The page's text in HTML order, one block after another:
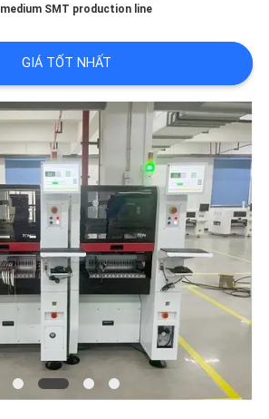
medium SMT production line
GIÁ TỐT NHẤT